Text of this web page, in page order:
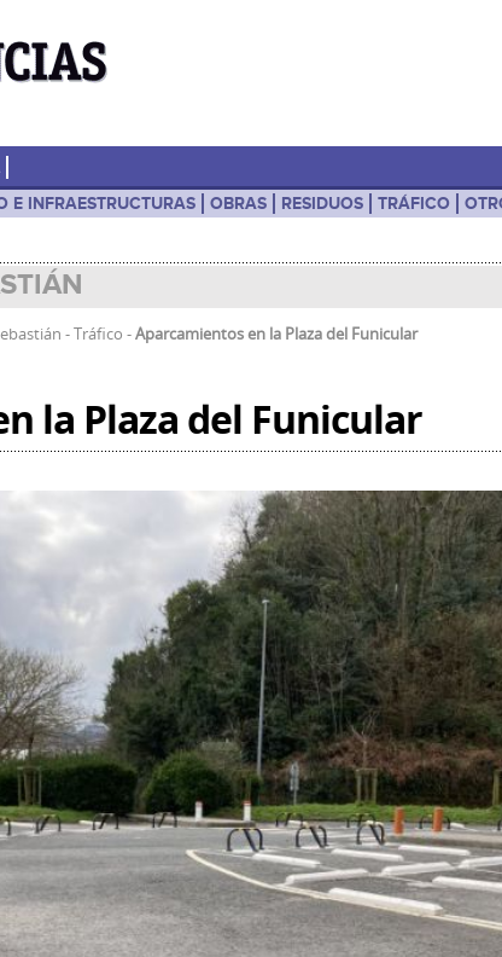
E INFRAESTRUCTURAS OBRAS RESIDUOS TRÁFICO
-Tráfico -Aparcamientos en la Plaza del Funicular
la Plaza del Funicular